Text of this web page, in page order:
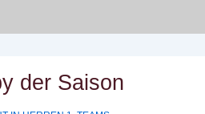
der Saison